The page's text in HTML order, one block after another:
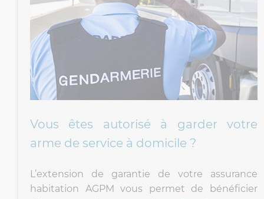
Vous êtes autorisé à garder votre
arme de service à domicile ?
L’extension de garantie de votre assurance
habitation AGPM vous permet de bénéficier